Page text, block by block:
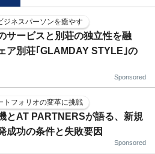
ジネスパーソンを癒やす
サービスと別荘の独立性を融
ア別荘｢GLAMDAY STYLE｣の
Sponsored
トフォリオの変革に挑戦
とAT PARTNERSが語る、新規
成功の条件と失敗要因
Sponsored